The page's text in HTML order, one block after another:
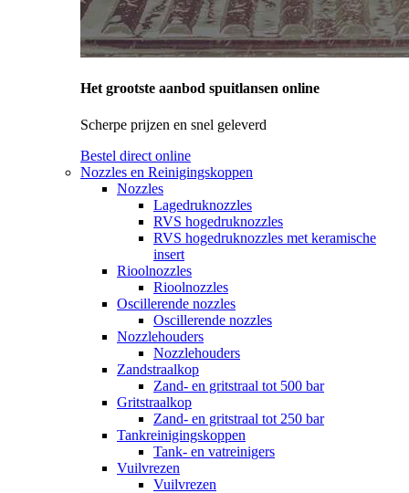
Het grootste aanbod spuitlansen online
Scherpe prijzen en snel geleverd
Bestel direct online
Nozzles en Reinigingskoppen
Nozzles
Lagedruknozzles
RVS hogedruknozzles
RVS hogedruknozzles met keramische
insert
Rioolnozzles
Rioolnozzles
Oscillerende nozzles
Oscillerende nozzles
Nozzlehouders
Nozzlehouders
Zandstraalkop
Zand- en gritstraal tot 500 bar
Gritstraalkop
Zand- en gritstraal tot 250 bar
Tankreinigingskoppen
Tank- en vatreinigers
Vuilvrezen
Vuilvrezen